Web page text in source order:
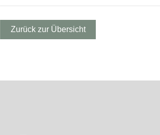
Zurück zur Übersicht